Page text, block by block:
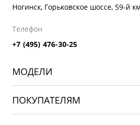
Ногинск, Горьковское шоссе, 59-й км
Телефон
+7 (495) 476-30-25
МОДЕЛИ
ПОКУПАТЕЛЯМ